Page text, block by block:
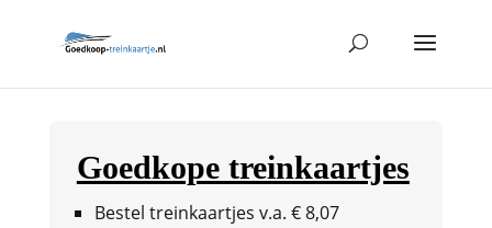
Goedkope treinkaartjes
Bestel treinkaartjes v.a. € 8,07